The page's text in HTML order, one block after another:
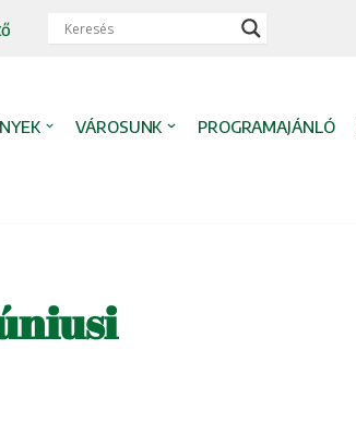
VÁROSUNK PROGRAMAJÁNLÓ